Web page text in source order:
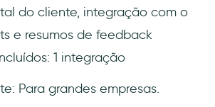
do cliente, integração com o
e resumos de feedback
1 integração
Para grandes empresas.